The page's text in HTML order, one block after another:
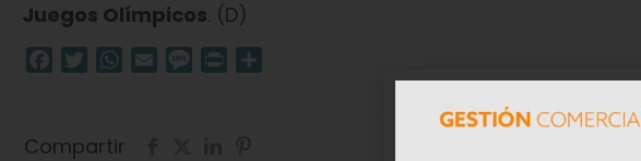
Juegos Olímpicos. (D)
Facebook
TwitterWhatsApp
Email Message
Print
Compartir